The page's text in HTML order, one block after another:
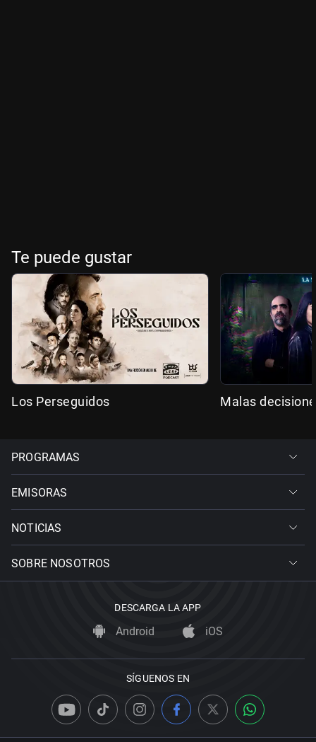
Te puede gustar
Los Perseguidos Malas
PROGRAMAS
EMISORAS
NOTICIAS
SOBRE NOSOTROS
DESCARGA LA APP
Android iOS
SÍGUENOS EN